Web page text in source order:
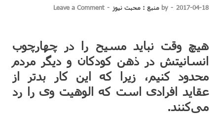
2017-04-18
-
by منبع : محبت نیوز -
Leave a Comment
هیچ وقت نباید مسیح را در چهارچوب
انسانیتش در ذهن کودکان و دیگر مردم
محدود کنیم، زیرا که این کار بدتر از
عقاید افرادی است که الوهیت وی را رد
می‌کنند.